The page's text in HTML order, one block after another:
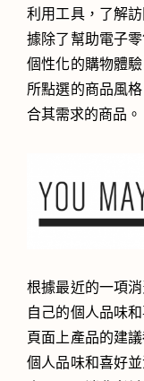
利用工具，了解
據除了幫助電子
個性化的購物體
所點選的商品風
合其需求的商品。
根據最近的一項
自己的個人品味
頁面上產品的建
個人品味和喜好